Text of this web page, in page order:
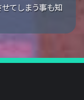
せてしまう事も知